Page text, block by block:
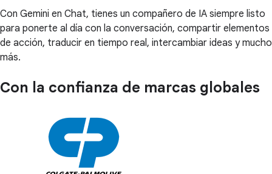
Con Gemini en Chat, tienes un compañero de IA siempre listo
para ponerte al día con la conversación, compartir elementos
de acción, traducir en tiempo real, intercambiar ideas y mucho
más.
Con la confianza de marcas globales